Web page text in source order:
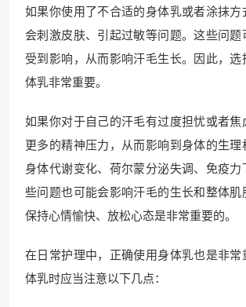
如果你使用了不合适的身体乳或者涂抹方
会刺激皮肤、引起过敏等问题。这些问题
受到影响，从而影响汗毛生长。因此，选
体乳非常重要。
如果你对于自己的汗毛有过度担忧或者焦
更多的精神压力，从而影响到身体的生理
身体代谢变化、荷尔蒙分泌失调、免疫力
些问题也可能会影响汗毛的生长和整体肌
保持心情愉快、放松心态是非常重要的。
在日常护理中，正确使用身体乳也是非常
体乳时应当注意以下几点：